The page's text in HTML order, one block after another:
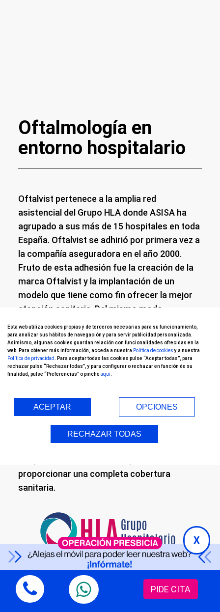
Oftalmología en
entorno hospitalario
Oftalvist pertenece a la amplia red
asistencial del Grupo HLA donde ASISA ha
agrupado a sus más de 15 hospitales en toda
España. Oftalvist se adhirió por primera vez a
la compañía aseguradora en el año 2000.
Fruto de esta adhesión fue la creación de la
marca Oftalvist y la implantación de un
modelo que tiene como fin ofrecer la mejor
atención sanitaria. Del mismo modo,
Oftalvist también presta servicio
oftalmológico en la mayor parte de los
centros del grupo IMED Hospitales.
Por tanto, con el objetivo de rodear en todas
condiciones más exigentes en materia de
seguridad y bienestar, en Oftalvist somos
responsables del servicio médico-quirúrgico
de oftalmología de estos centros
proporcionar una completa cobertura
sanitaria.
Esta web utiliza cookies propias y de terceros necesarias para su funcionamiento,
para analizar sus hábitos de navegación y para servir publicidad personalizada.
Asimismo, algunas cookies guardan relación con funcionalidades ofrecidas en la
web. Para obtener más información, acceda a nuestra Política de cookiesy a nuestra
Política de privacidad
. Para aceptar todas las cookies pulse “Aceptar todas”, para
rechazar pulse “Rechazar todas”, y para configurar o rechazar en función de su
finalidad, pulse “Preferencias” o pinche aquí
ACEPTAR OPCIONES
RECHAZAR TODAS
X
PIDE CITA